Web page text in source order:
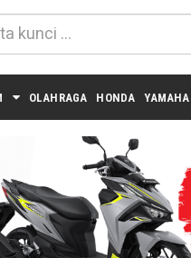
OLAHRAGA HONDA YAMAHA